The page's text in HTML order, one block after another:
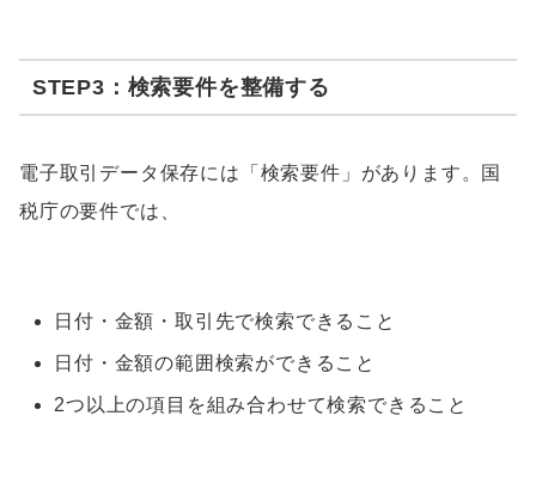
STEP3：検索要件を整備する
電子取引データ保存には「検索要件」があります。国
税庁の要件では、
日付・金額・取引先で検索できること
日付・金額の範囲検索ができること
2つ以上の項目を組み合わせて検索できること